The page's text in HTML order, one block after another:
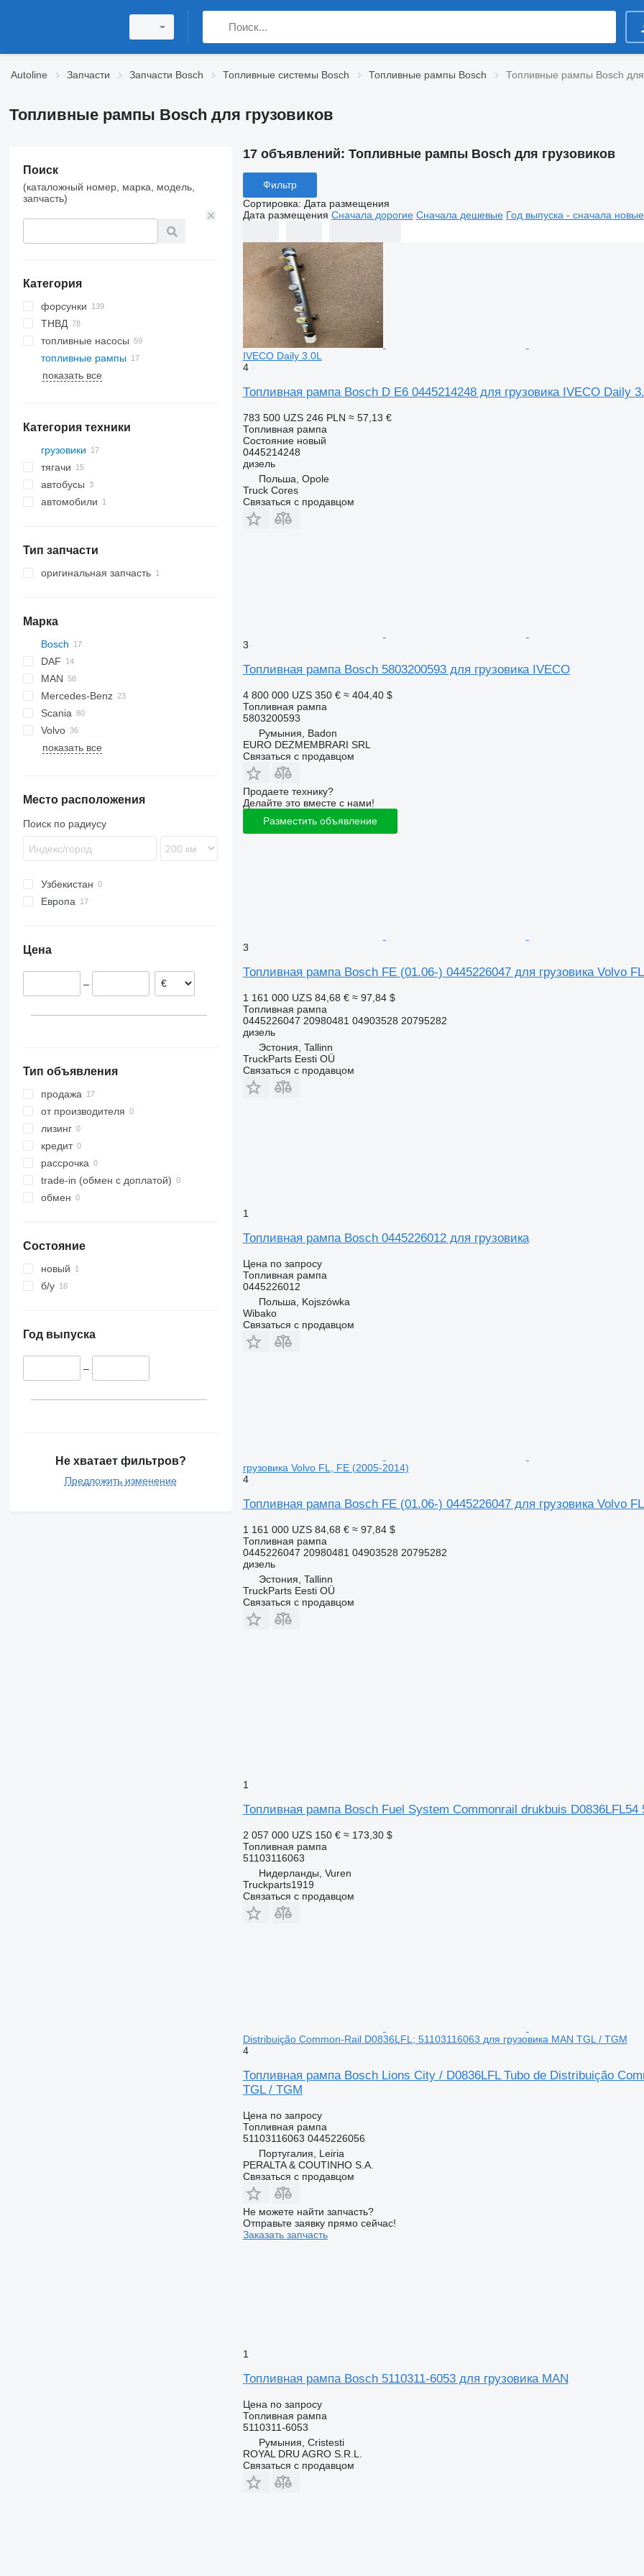
Autoline Запчасти Запчасти Bosch Топливные системы Bosch Топливные рампы Bosch Топливные рампы Bosch для
Топливные рампы Bosch для грузовиков
Поиск
(каталожный номер, марка, модель,
запчасть)
Категория
форсунки
ТНВД
топливные насосы
топливные рампы
показать все
Категория техники
грузовики
тягачи
автобусы
автомобили
Тип запчасти
оригинальная запчасть
Марка
Bosch
Berlingo
C-series
DAF
CF
LF
XF
Duster
Punto
1848
3542D
Cargo
F-MAX
Daily
EuroCargo
MAN
TGA
TGL
TGM
TGS
Mercedes-Benz
A-Class
Actros
Atego
308
Clio
Midlum
Premium
Scania
Volvo
FH
показать все
Место расположения
Поиск по радиусу
Узбекистан
Европа
Румыния
Польша
Цена
–
Тип объявления
продажа
от производителя
лизинг
кредит
рассрочка
trade-in (обмен с доплатой)
обмен
Состояние
новый
б/у
Год выпуска
–
Не хватает фильтров?
Предложить изменение
17 объявлений: Топливные рампы Bosch для грузовиков
Фильтр
Сортировка: Дата размещения
Дата размещения Сначала дорогие Сначала дешевые Год выпуска - сначала новые
IVECO Daily 3.0L
4
Топливная рампа Bosch D E6 0445214248 для грузовика IVECO Daily
783 500 UZS 246 PLN ≈ 57,13 €
Топливная рампа
Состояниеновый
0445214248
дизель
Польша, Opole
Truck Cores
Связаться с продавцом
3
Топливная рампа Bosch 5803200593 для грузовика IVECO
4 800 000 UZS 350 € ≈ 404,40 $
Топливная рампа
5803200593
Румыния, Badon
EURO DEZMEMBRARI SRL
Связаться с продавцом
Продаете технику?
Делайте это вместе с нами!
Разместить объявление
3
Топливная рампа Bosch FE (01.06-) 0445226047 для грузовика Volvo
1 161 000 UZS 84,68 € ≈ 97,84 $
Топливная рампа
0445226047 20980481 04903528 20795282
дизель
Эстония, Tallinn
TruckParts Eesti OÜ
Связаться с продавцом
1
Топливная рампа Bosch 0445226012 для грузовика
Цена по запросу
Топливная рампа
0445226012
Польша, Kojszówka
Wibako
Связаться с продавцом
грузовика Volvo FL, FE (2005-2014)
4
Топливная рампа Bosch FE (01.06-) 0445226047 для грузовика Volvo
1 161 000 UZS 84,68 € ≈ 97,84 $
Топливная рампа
0445226047 20980481 04903528 20795282
дизель
Эстония, Tallinn
TruckParts Eesti OÜ
Связаться с продавцом
1
Топливная рампа Bosch Fuel System Commonrail drukbuis D0836LFL54
2 057 000 UZS 150 € ≈ 173,30 $
Топливная рампа
51103116063
Нидерланды, Vuren
Truckparts1919
Связаться с продавцом
Distribuição Common-Rail D0836LFL; 51103116063 для грузовика MAN TGL / TGM
4
Топливная рампа Bosch Lions City / D0836LFL Tubo de Distribuição
TGL / TGM
Цена по запросу
Топливная рампа
51103116063 0445226056
Португалия, Leiria
PERALTA & COUTINHO S.A.
Связаться с продавцом
Не можете найти запчасть?
Отправьте заявку прямо сейчас!
Заказать запчасть
1
Топливная рампа Bosch 5110311-6053 для грузовика MAN
Цена по запросу
Топливная рампа
5110311-6053
Румыния, Cristesti
ROYAL DRU AGRO S.R.L.
Связаться с продавцом